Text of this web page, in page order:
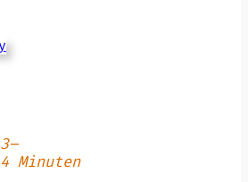
3–
4 Minuten